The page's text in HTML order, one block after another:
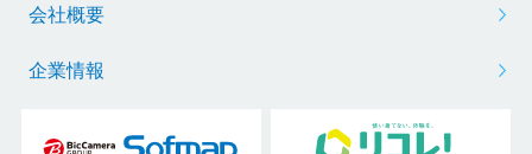
会社概要
企業情報